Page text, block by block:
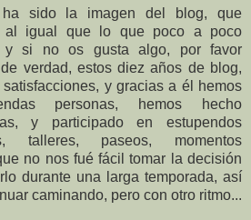
sido la imagen del blog, que
al igual que lo que poco a poco
y si no os gusta algo, por favor
verdad, estos diez años de blog,
y gracias a él hemos
personas, hemos hecho
as, y participado en estupendos
talleres, paseos, momentos
no nos fué fácil tomar la decisión
durante una larga temporada, así
caminando, pero con otro ritmo...